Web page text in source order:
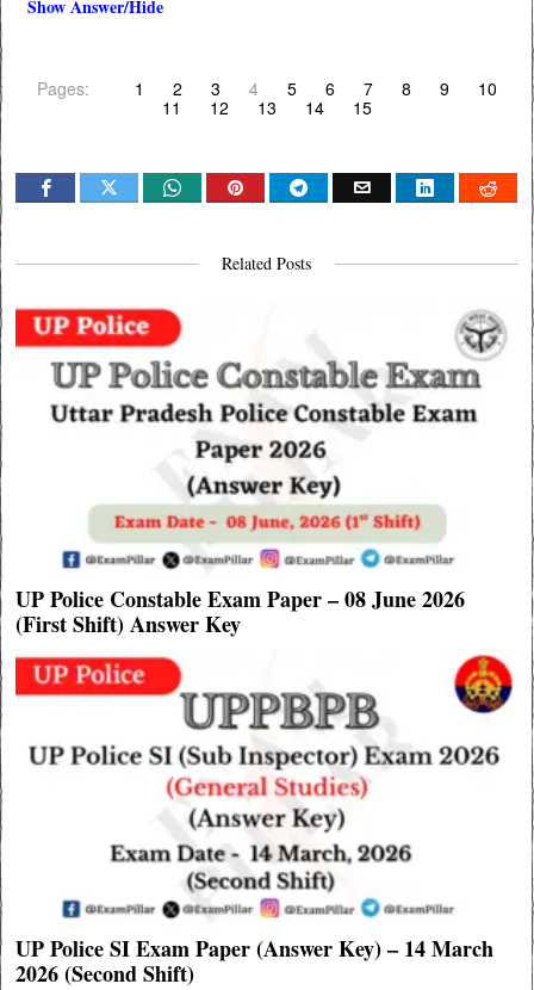
Show Answer/Hide
Pages: 1 2 3 4 5 6 7 8 9
10
11
12 13 14 15
Related Posts
UP Police Constable Exam Paper – 08 June 2026
(First Shift) Answer Key
UP Police SI Exam Paper (Answer Key) – 14 March
2026 (Second Shift)